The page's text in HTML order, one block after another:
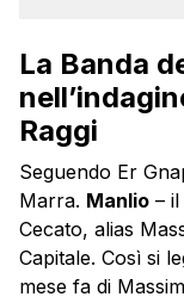
La Banda
Raggi
Seguendo Er
Marra. Manlio –
Cecato, alias
Capitale. Così si
mese fa di